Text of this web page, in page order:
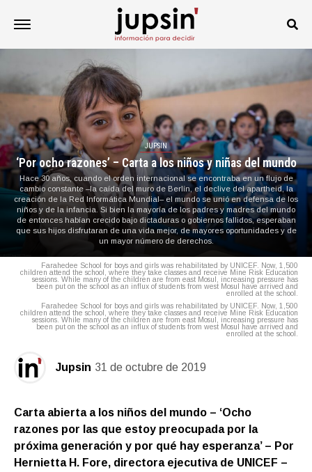
JUPSIN
‘Por ocho razones’ – Carta a los niños y niñas del mundo
Hace 30 años, cuando el orden internacional se encontraba en un flujo de
cambio constante –la caída del muro de Berlín, el declive del apartheid, la
creación de la Red Informática Mundial– el mundo se unió en defensa de los
niños y de la infancia. Si bien la mayoría de los padres y madres del mundo
de entonces habían crecido bajo dictaduras o gobiernos fallidos, esperaban
que sus hijos disfrutaran de una vida mejor, de mayores oportunidades y de
un mayor número de derechos.
Farahedee School for boys and girls was rehabilitated by UNICEF. Now, 1,500
children attend the school, where they take classes and receive Mine Risk Education
sessions. While many of the children are from east Mosul, increasing pressure has
been put on the school as an influx of students from west Mosul have arrived and
enrolled at the school.
Farahedee School for boys and girls was rehabilitated by UNICEF. Now, 1,500
children attend the school, where they take classes and receive Mine Risk Education
sessions. While many of the children are from east Mosul, increasing pressure has
been put on the school as an influx of students from west Mosul have arrived and
enrolled at the school.
Jupsin 31 de octubre de 2019
Carta abierta a los niños del mundo – ‘Ocho
razones por las que estoy preocupada por la
próxima generación y por qué hay esperanza’ – Por
Hernietta H. Fore, directora ejecutiva de UNICEF –